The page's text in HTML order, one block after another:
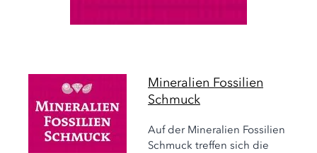
Mineralien Fossilien
Schmuck
Auf der Mineralien Fossilien
Schmuck treffen sich die